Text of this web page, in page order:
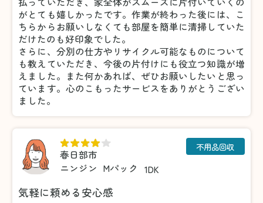
がとても嬉しかったです。作業が終わった後には、こ
ちらからお願いしなくても部屋を簡単に清掃していた
だけたのも好印象でした。
さらに、分別の仕方やリサイクル可能なものについて
も教えていただき、今後の片付けにも役立つ知識が増
えました。また何かあれば、ぜひお願いしたいと思っ
ています。心のこもったサービスをありがとうござい
ました。
春日部市
ニンジン Mパック 1DK
不用品回収
気軽に頼める安心感